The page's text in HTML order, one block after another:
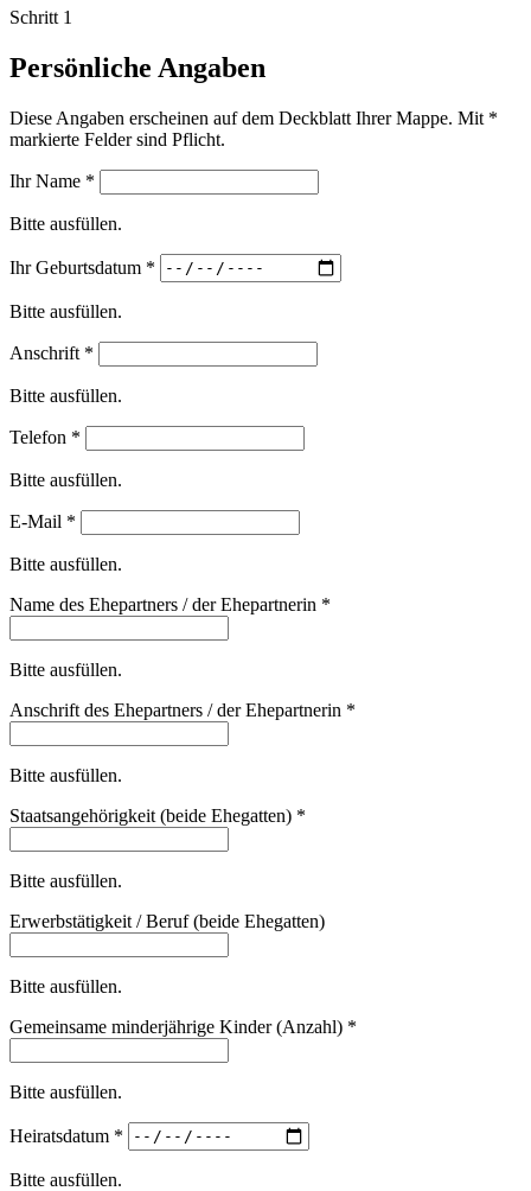
Schritt 1
Persönliche Angaben
Diese Angaben erscheinen auf dem Deckblatt Ihrer Mappe. Mit *
markierte Felder sind Pflicht.
Ihr Name *
Bitte ausfüllen.
Ihr Geburtsdatum *
Bitte ausfüllen.
Anschrift *
Bitte ausfüllen.
Telefon *
Bitte ausfüllen.
E-Mail *
Bitte ausfüllen.
Name des Ehepartners / der Ehepartnerin *
Bitte ausfüllen.
Anschrift des Ehepartners / der Ehepartnerin *
Bitte ausfüllen.
Staatsangehörigkeit (beide Ehegatten) *
Bitte ausfüllen.
Erwerbstätigkeit / Beruf (beide Ehegatten)
Bitte ausfüllen.
Gemeinsame minderjährige Kinder (Anzahl) *
Bitte ausfüllen.
Heiratsdatum *
Bitte ausfüllen.